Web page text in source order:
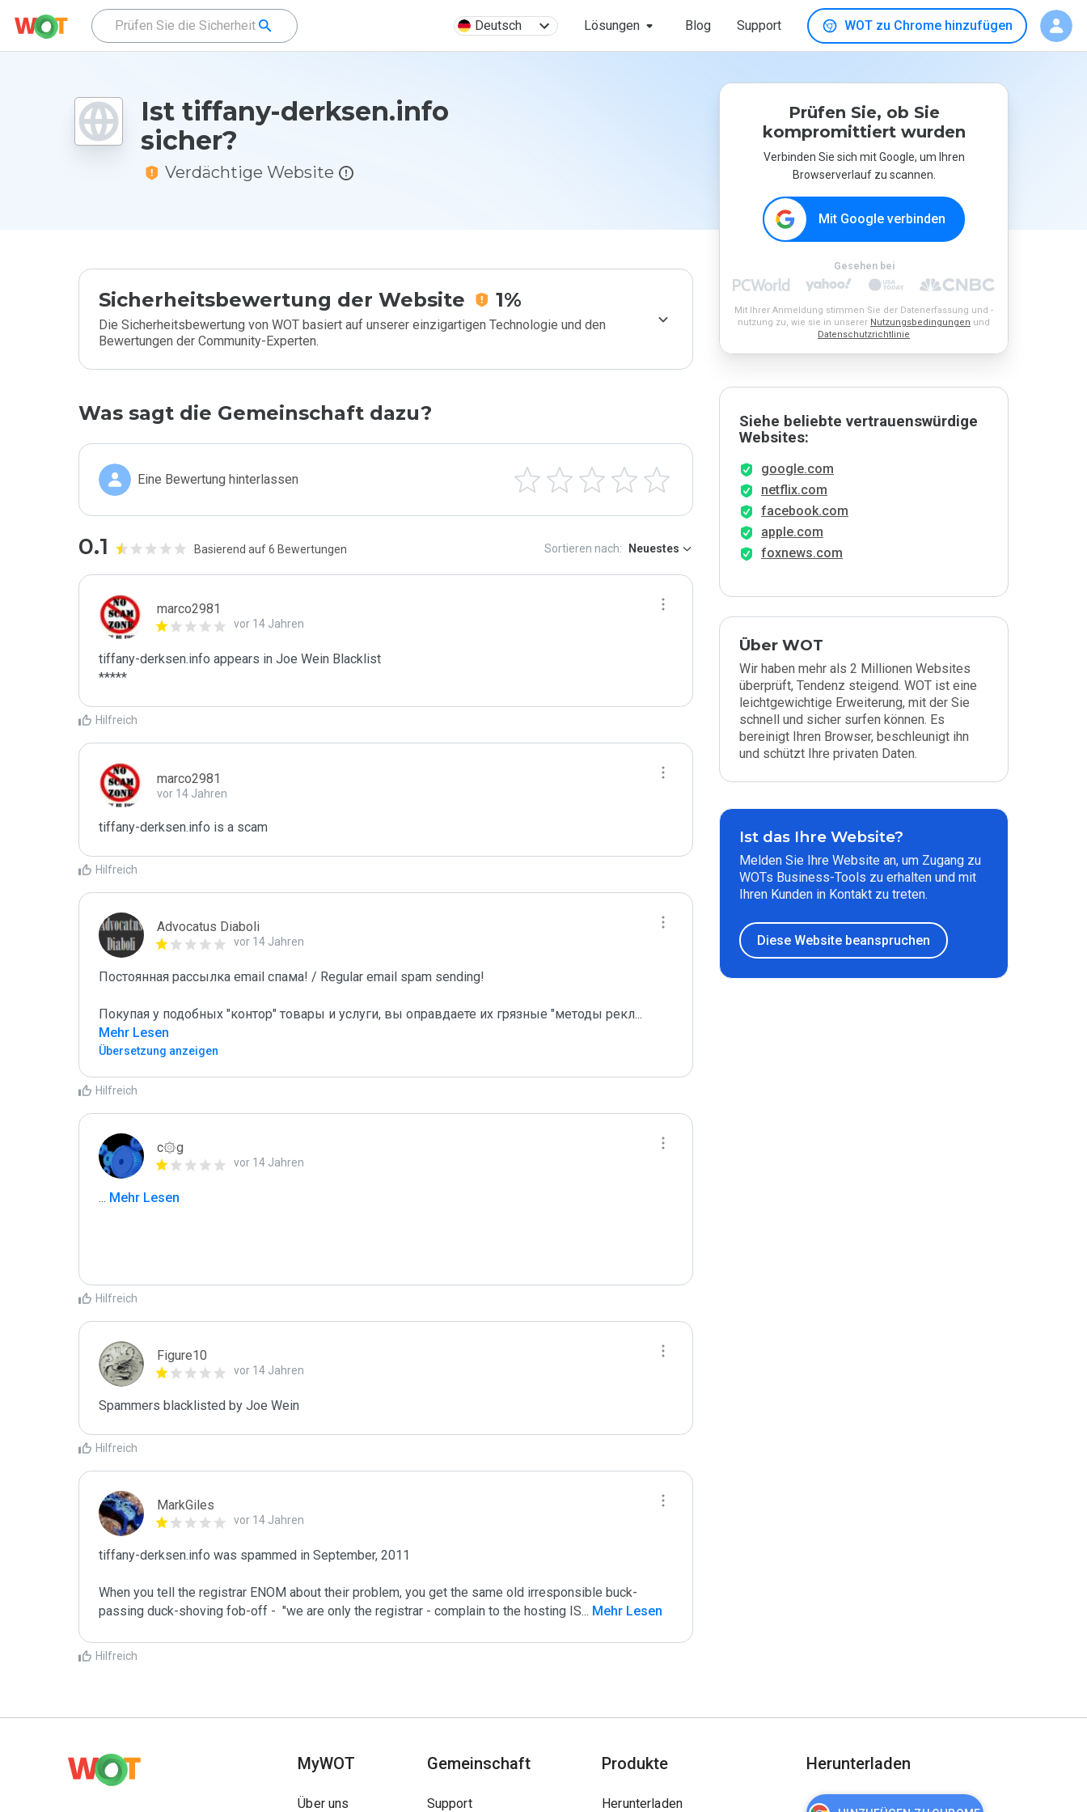
Deutsch Lösungen Blog Support WOT zu Chrome hinzufügen
Ist tiffany-derksen.info
sicher?
Verdächtige Website
Sicherheitsbewertung der Website 1%
Die Sicherheitsbewertung von WOT basiert auf unserer einzigartigen Technologie und den
Bewertungen der Community-Experten.
Was sagt die Gemeinschaft dazu?
Eine Bewertung hinterlassen
0.1 Basierend auf 6 Bewertungen Sortieren nach: Neuestes
marco2981
vor 14 Jahren
tiffany-derksen.info appears in Joe Wein Blacklist
*****
Hilfreich
marco2981
vor 14 Jahren
tiffany-derksen.info is a scam
Hilfreich
Advocatus Diaboli
vor 14 Jahren
Постоянная рассылка email спама! / Regular email spam sending!
Покупая у подобных "контор" товары и услуги, вы оправдаете их грязные "методы рекл...
Mehr Lesen
Übersetzung anzeigen
Hilfreich
c۞g
vor 14 Jahren
... Mehr Lesen
Hilfreich
Figure10
vor 14 Jahren
Spammers blacklisted by Joe Wein
Hilfreich
MarkGiles
vor 14 Jahren
tiffany-derksen.info was spammed in September, 2011
When you tell the registrar ENOM about their problem, you get the same old irresponsible buck-
passing duck-shoving fob-off -  "we are only the registrar - complain to the hosting IS... Mehr Lesen
Hilfreich
Prüfen Sie, ob Sie
kompromittiert wurden
Verbinden Sie sich mit Google, um Ihren
Browserverlauf zu scannen.
Mit Google verbinden
Gesehen bei
Mit Ihrer Anmeldung stimmen Sie der Datenerfassung und -
nutzung zu, wie sie in unserer Nutzungsbedingungen und
Datenschutzrichtlinie
Siehe beliebte vertrauenswürdige
Websites:
google.com
netflix.com
facebook.com
apple.com
foxnews.com
Über WOT
Wir haben mehr als 2 Millionen Websites
überprüft, Tendenz steigend. WOT ist eine
leichtgewichtige Erweiterung, mit der Sie
schnell und sicher surfen können. Es
bereinigt Ihren Browser, beschleunigt ihn
und schützt Ihre privaten Daten.
Ist das Ihre Website?
Melden Sie Ihre Website an, um Zugang zu
WOTs Business-Tools zu erhalten und mit
Ihren Kunden in Kontakt zu treten.
Diese Website beanspruchen
MyWOT
Über uns
Gemeinschaft
Support
Produkte
Herunterladen
Herunterladen